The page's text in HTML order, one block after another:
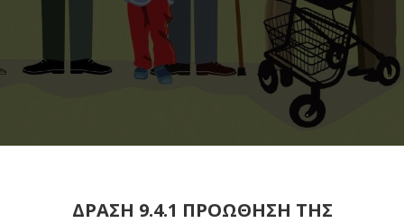
ΔΡΑΣΗ 9.4.1 ΠΡΟΩΘΗΣΗ ΤΗΣ